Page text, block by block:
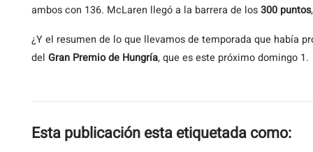
ambos con 136. McLaren llegó a la barrera de los300 puntos
¿Y el resumen de lo que llevamos de temporada que había
del Gran Premio de Hungría, que es este próximo domingo 1.
Esta publicación esta etiquetada como: